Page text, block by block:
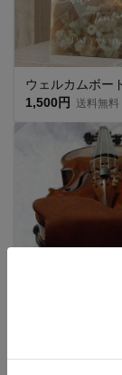
ウェルカムボ
1,500円
送料無料